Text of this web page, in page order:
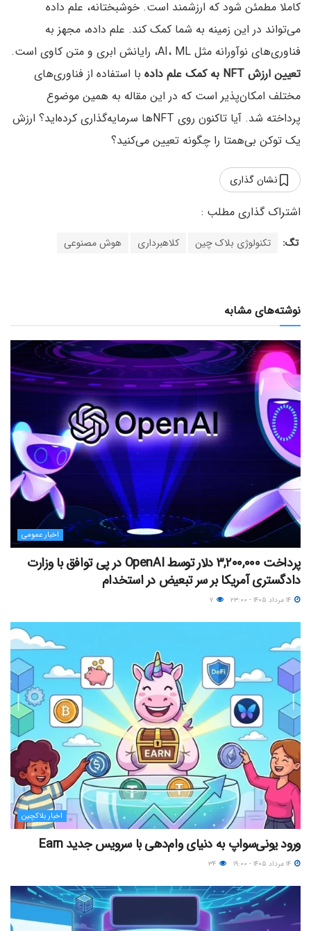
کاملا مطمئن شود که ارزشمند است. خوشبختانه، علم داده
می‌تواند در این زمینه به شما کمک کند. علم داده، مجهز به
فناوری‌های نوآورانه مثل AI، ML، رایانش ابری و متن کاوی است.
تعیین ارزش NFT به کمک علم داده
با استفاده از فناوری‌های
مختلف امکان‌پذیر است که در این مقاله به همین موضوع
پرداخته شد. آیا تاکنون روی NFTها سرمایه‌گذاری کرده‌اید؟ ارزش
یک توکن بی‌همتا را چگونه تعیین می‌کنید؟
نشان گذاری
تگ: تکنولوژی بلاک چین کلاهبرداری هوش مصنوعی
نوشته‌های مشابه
اخبار عمومی
پرداخت ۳,۲۰۰,۰۰۰ دلار توسط OpenAI در پی توافق با وزارت
دادگستری آمریکا بر سر تبعیض در استخدام
اخبار بلاکچین
ورود یونی‌سواپ به دنیای وام‌دهی با سرویس جدید Earn